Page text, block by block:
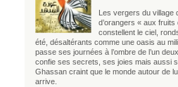
Les vergers du village
d’orangers « aux
constellent le ciel,
été, désaltérants comme une oasis au
passe ses journées à l’ombre de l’un
confie ses secrets, ses joies mais aussi
Ghassan craint que le monde autour de
arrive.